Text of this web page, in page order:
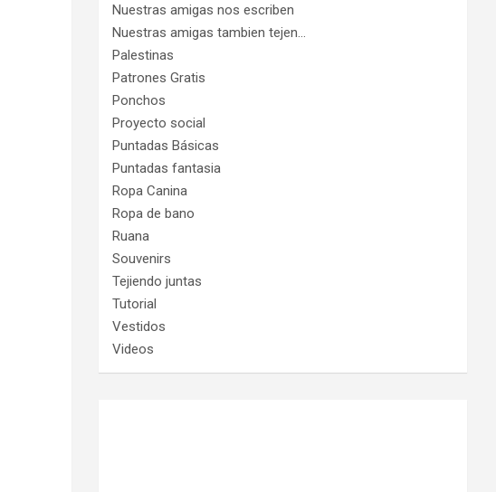
Nuestras amigas nos escriben
Nuestras amigas tambien tejen…
Palestinas
Patrones Gratis
Ponchos
Proyecto social
Puntadas Básicas
Puntadas fantasia
Ropa Canina
Ropa de bano
Ruana
Souvenirs
Tejiendo juntas
Tutorial
Vestidos
Videos